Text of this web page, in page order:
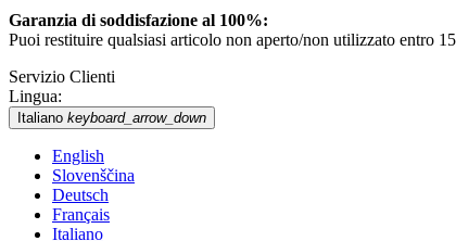
Garanzia di soddisfazione al 100%:
Puoi restituire qualsiasi articolo non aperto/non utilizzato entro
Servizio Clienti
Lingua:
Italiano keyboard_arrow_down
English
Slovenščina
Deutsch
Français
Italiano